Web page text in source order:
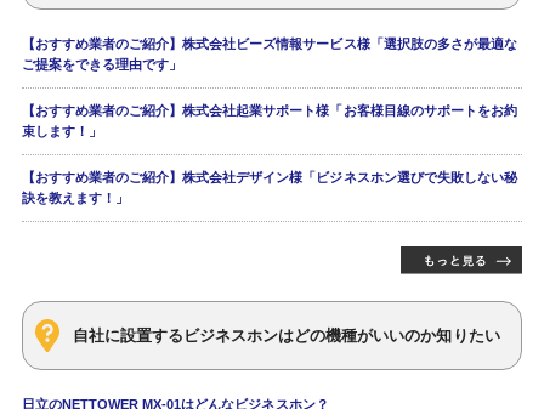
【おすすめ業者のご紹介】株式会社ビーズ情報サービス様「選択肢の多さが最適な
ご提案をできる理由です」
【おすすめ業者のご紹介】株式会社起業サポート様「お客様目線のサポートをお約
束します！」
【おすすめ業者のご紹介】株式会社デザイン様「ビジネスホン選びで失敗しない秘
訣を教えます！」
自社に設置するビジネスホンはどの機種がいいのか知りたい
日立のNETTOWER MX-01はどんなビジネスホン？